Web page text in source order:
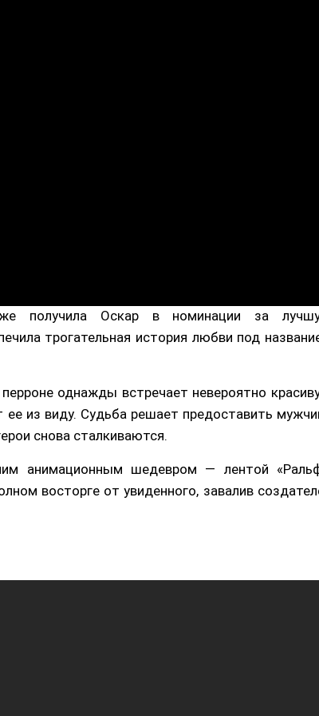
получила Оскар в номинации за
трогательная история любви под
однажды встречает невероятно
ее из виду. Судьба решает предоставить
снова сталкиваются.
анимационным шедевром — лентой
восторге от увиденного, завалив